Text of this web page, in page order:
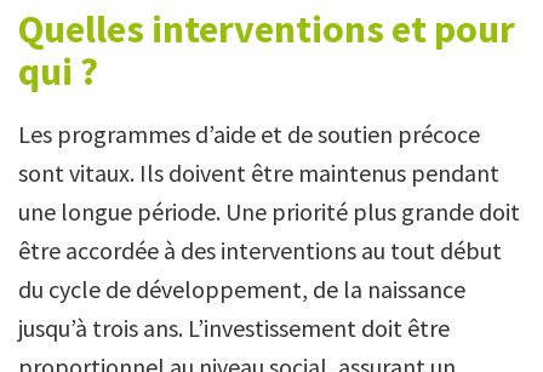
Quelles interventions et pour
qui ?
Les programmes d’aide et de soutien précoce
sont vitaux. Ils doivent être maintenus pendant
une longue période. Une priorité plus grande doit
être accordée à des interventions au tout début
du cycle de développement, de la naissance
jusqu’à trois ans. L’investissement doit être